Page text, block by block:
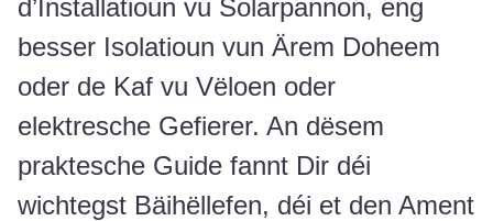
d’Installatioun vu Solarpannon, eng
besser Isolatioun vun Ärem Doheem
oder de Kaf vu Vëloen oder
elektresche Gefierer. An dësem
praktesche Guide fannt Dir déi
wichtegst Bäihëllefen, déi et den Ament